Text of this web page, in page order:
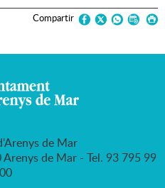
Compartir
de Mar
de Mar - Tel. 93 795 99
00